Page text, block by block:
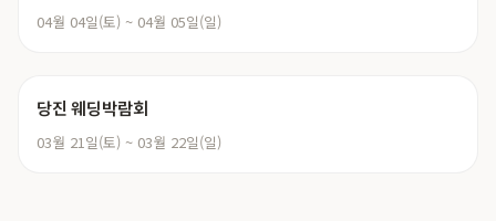
04월 04일(토) ~ 04월 05일(일)
당진 웨딩박람회
03월 21일(토) ~ 03월 22일(일)